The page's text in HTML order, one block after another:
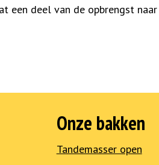
een deel van de opbrengst naar
Onze bakken
Tandemasser open